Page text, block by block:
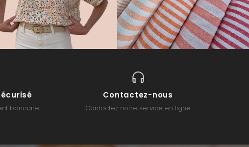
bancaire
Contactez-nous
Contactez notre service en ligne